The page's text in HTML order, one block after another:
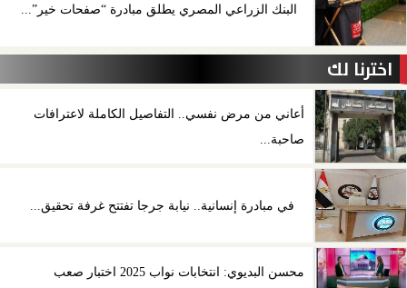
البنك الزراعي المصري يطلق مبادرة “صفحات خير”...
اخترنا لك
أعاني من مرض نفسي.. التفاصيل الكاملة لاعترافات
صاحبة...
في مبادرة إنسانية.. نيابة جرجا تفتتح غرفة تحقيق...
محسن البديوي: انتخابات نواب 2025 اختبار صعب